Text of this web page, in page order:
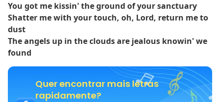
You got me kissin' thе ground of your sanctuary
Shatter me with your touch, oh, Lord, return mе to
dust
The angels up in the clouds are jealous knowin' we
found
Quer encontrar mais letras
rapidamente?